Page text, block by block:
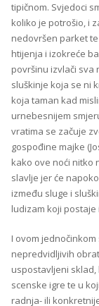
tipičnom. Svjedoci
koliko je potrošio, i
nedovršen parket
htijenja i izokreće
površinu izvlači sva
sluškinje koja se ni
koja taman kad
urnebesnijem
vratima se začuje
gospođine majke
kako ove noći nitko
slavlje jer će
između sluge i
ludizam koji
I ovom
nepredvidljivih
uspostavljeni
scenske igre te u
radnja- ili